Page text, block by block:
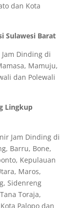
dan Kota
Sulawesi Barat
Dinding di
Mamuju,
dan Polewali
Lingkup
Jam Dinding di
Barru, Bone,
Kepulauan
Maros,
Sidenreng
Toraja,
Palopo dan